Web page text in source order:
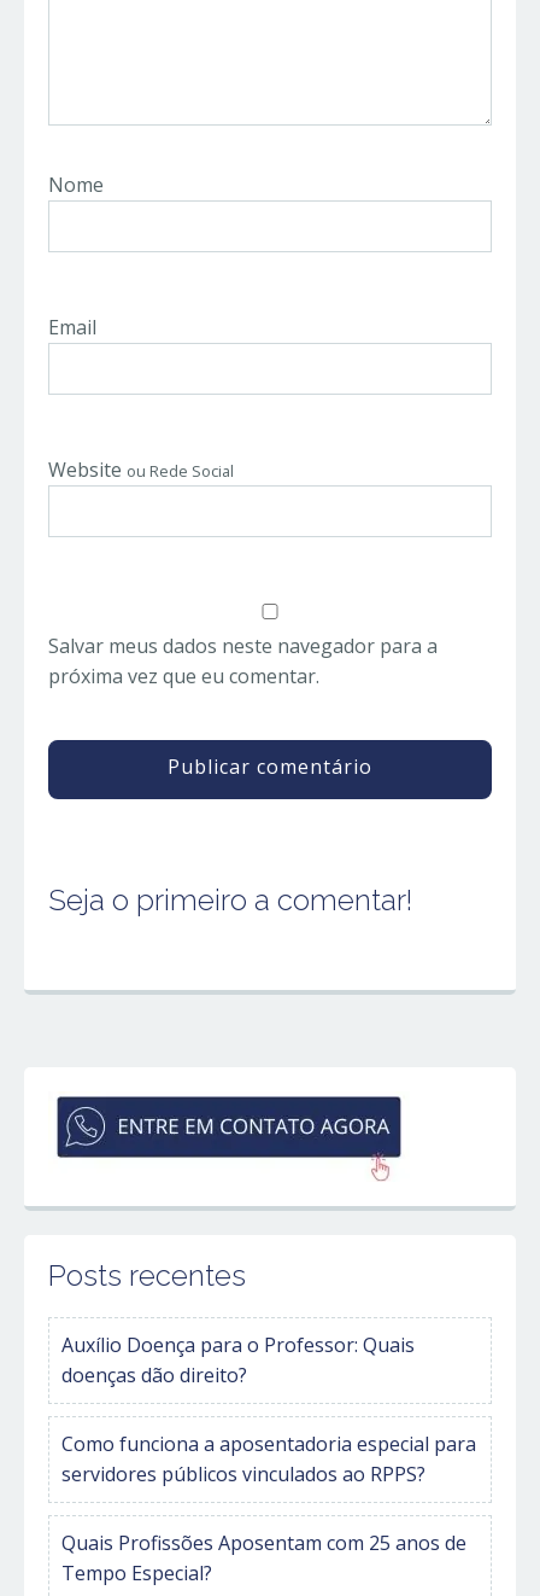
Nome
Email
Website ou Rede Social
Salvar meus dados neste navegador para a
próxima vez que eu comentar.
Seja o primeiro a comentar!
Posts recentes
Auxílio Doença para o Professor: Quais
doenças dão direito?
Como funciona a aposentadoria especial para
servidores públicos vinculados ao RPPS?
Quais Profissões Aposentam com 25 anos de
Tempo Especial?